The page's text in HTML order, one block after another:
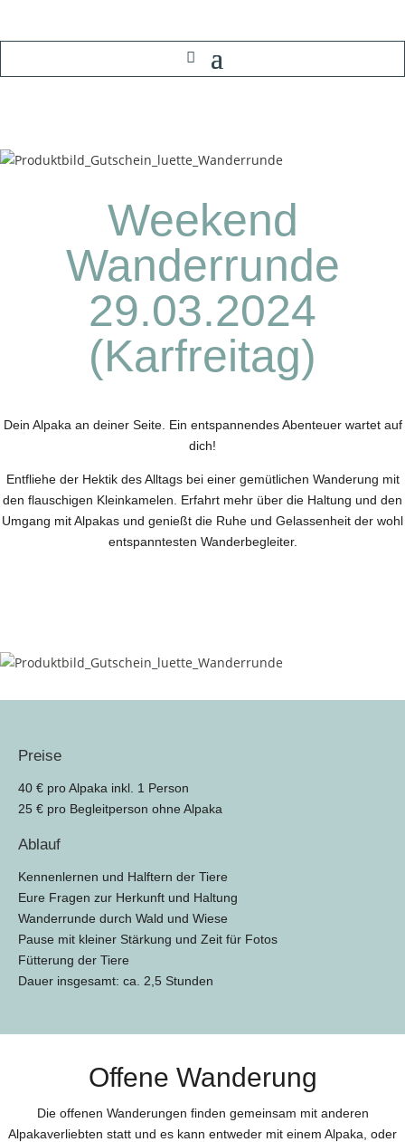
Weekend
Wanderrunde
29.03.2024
(Karfreitag)
Dein Alpaka an deiner Seite. Ein entspannendes Abenteuer wartet auf
dich!
Entfliehe der Hektik des Alltags bei einer gemütlichen Wanderung mit
den flauschigen Kleinkamelen. Erfahrt mehr über die Haltung und den
Umgang mit Alpakas und genießt die Ruhe und Gelassenheit der wohl
entspanntesten Wanderbegleiter.
Preise
40 € pro Alpaka inkl. 1 Person
25 € pro Begleitperson ohne Alpaka
Ablauf
Kennenlernen und Halftern der Tiere
Eure Fragen zur Herkunft und Haltung
Wanderrunde durch Wald und Wiese
Pause mit kleiner Stärkung und Zeit für Fotos
Fütterung der Tiere
Dauer insgesamt: ca. 2,5 Stunden
Offene Wanderung
Die offenen Wanderungen finden gemeinsam mit anderen
Alpakaverliebten statt und es kann entweder mit einem Alpaka, oder